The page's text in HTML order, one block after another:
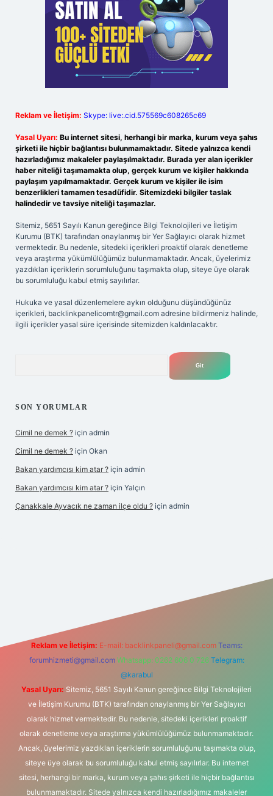
Reklam ve İletişim: Skype: live:.cid.575569c608265c69
Yasal Uyarı: Bu internet sitesi, herhangi bir marka, kurum veya şahıs
şirketi ile hiçbir bağlantısı bulunmamaktadır. Sitede yalnızca kendi
hazırladığımız makaleler paylaşılmaktadır. Burada yer alan içerikler
haber niteliği taşımamakta olup, gerçek kurum ve kişiler hakkında
paylaşım yapılmamaktadır. Gerçek kurum ve kişiler ile isim
benzerlikleri tamamen tesadüfidir. Sitemizdeki bilgiler taslak
halindedir ve tavsiye niteliği taşımazlar.
Sitemiz, 5651 Sayılı Kanun gereğince Bilgi Teknolojileri ve İletişim
Kurumu (BTK) tarafından onaylanmış bir Yer Sağlayıcı olarak hizmet
vermektedir. Bu nedenle, sitedeki içerikleri proaktif olarak denetleme
veya araştırma yükümlülüğümüz bulunmamaktadır. Ancak, üyelerimiz
yazdıkları içeriklerin sorumluluğunu taşımakta olup, siteye üye olarak
bu sorumluluğu kabul etmiş sayılırlar.
Hukuka ve yasal düzenlemelere aykırı olduğunu düşündüğünüz
içerikleri, backlinkpanelicomtr@gmail.com adresine bildirmeniz halinde,
ilgili içerikler yasal süre içerisinde sitemizden kaldırılacaktır.
SON YORUMLAR
Cimil ne demek ? için admin
Cimil ne demek ? için Okan
Bakan yardımcısı kim atar ? için admin
Bakan yardımcısı kim atar ? için Yalçın
Çanakkale Ayvacık ne zaman ilçe oldu ? için admin
Reklam ve İletişim: E-mail: backlinkpaneli@gmail.com Teams:
forumhizmeti@gmail.com Whatsapp: 0262 606 0 726 Telegram:
@karabul
Yasal Uyarı: Sitemiz, 5651 Sayılı Kanun gereğince Bilgi Teknolojileri
ve İletişim Kurumu (BTK) tarafından onaylanmış bir Yer Sağlayıcı
olarak hizmet vermektedir. Bu nedenle, sitedeki içerikleri proaktif
olarak denetleme veya araştırma yükümlülüğümüz bulunmamaktadır.
Ancak, üyelerimiz yazdıkları içeriklerin sorumluluğunu taşımakta olup,
siteye üye olarak bu sorumluluğu kabul etmiş sayılırlar. Bu internet
sitesi, herhangi bir marka, kurum veya şahıs şirketi ile hiçbir bağlantısı
bulunmamaktadır. Sitede yalnızca kendi hazırladığımız makaleler